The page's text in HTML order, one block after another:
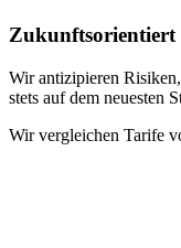
Zukunftsorientiert
Wir antizipieren
stets auf dem neuesten
Wir vergleichen Tarife